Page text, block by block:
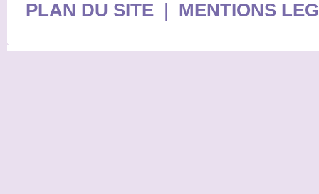
PLAN DU SITE| MENTIONS